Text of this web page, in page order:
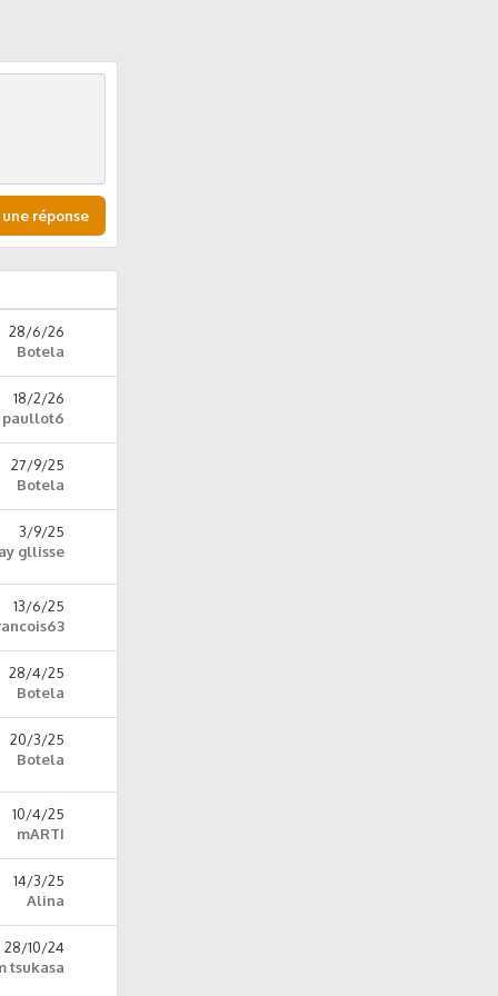
une réponse
28/6/26
Botela
18/2/26
paullot6
27/9/25
Botela
3/9/25
gllisse
13/6/25
28/4/25
Botela
20/3/25
Botela
10/4/25
mARTI
14/3/25
Alina
28/10/24
tsukasa